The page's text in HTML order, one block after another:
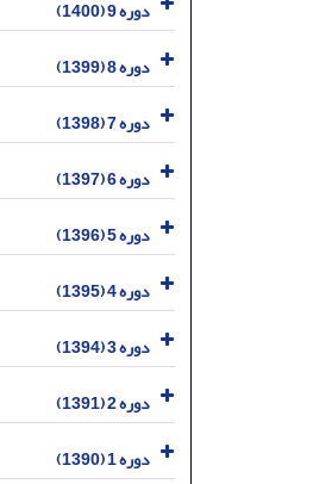
دوره 9 (1400)
دوره 8 (1399)
دوره 7 (1398)
دوره 6 (1397)
دوره 5 (1396)
دوره 4 (1395)
دوره 3 (1394)
دوره 2 (1391)
دوره 1 (1390)